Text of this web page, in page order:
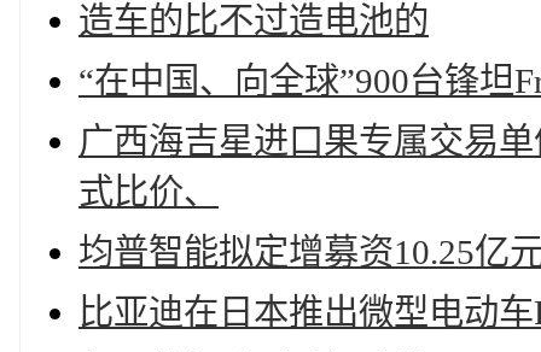
造车的比不过造电池的
“在中国、向全球”900台锋坦
广西海吉星进口果专属交易
式比价、
均普智能拟定增募资10.25亿
比亚迪在日本推出微型电动车